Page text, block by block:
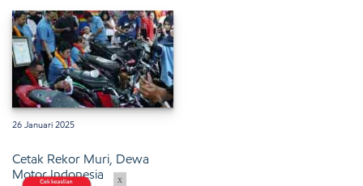
26 Januari 2025
Cetak Rekor Muri, Dewa
Motor Indonesia
x